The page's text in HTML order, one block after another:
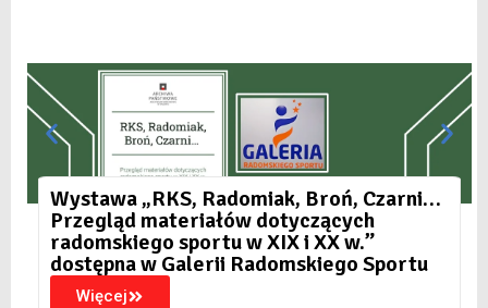
Wystawa „RKS, Radomiak, Broń, Czarni…
Przegląd materiałów dotyczących
radomskiego sportu w XIX i XX w.”
dostępna w Galerii Radomskiego Sportu
Więcej